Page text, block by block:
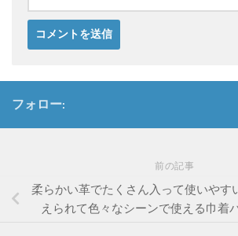
フォロー:
前の記事
柔らかい革でたくさん入って使いやす
えられて色々なシーンで使える巾着